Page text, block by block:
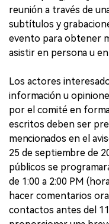
reunión a través de
subtítulos y
evento para obtener
asistir en persona u en
Los actores
información u
por el comité en
escritos deben ser
mencionados en el
25 de septiembre de
públicos se
de 1:00 a 2:00 PM
hacer comentarios
contactos antes del